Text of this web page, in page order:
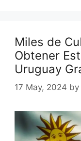
Miles de
Obtener
Uruguay
17 May, 2024 by